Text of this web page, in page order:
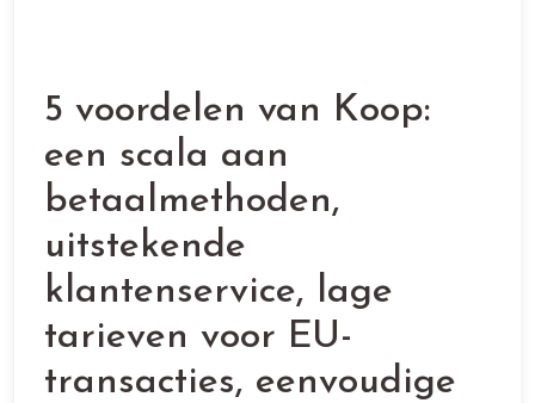
5 voordelen van Koop:
een scala aan
betaalmethoden,
uitstekende
klantenservice, lage
tarieven voor EU-
transacties, eenvoudige